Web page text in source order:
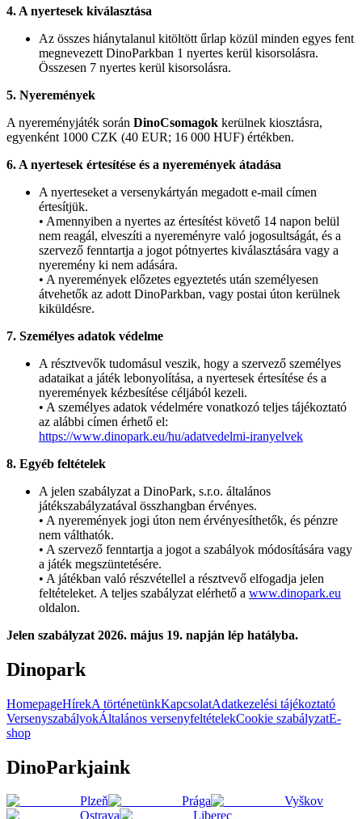
4. A nyertesek kiválasztása
Az összes hiánytalanul kitöltött űrlap közül minden egyes fent
megnevezett DinoParkban 1 nyertes kerül kisorsolásra.
Összesen 7 nyertes kerül kisorsolásra.
5. Nyeremények
A nyereményjáték során DinoCsomagok kerülnek kiosztásra,
egyenként 1000 CZK (40 EUR; 16 000 HUF) értékben.
6. A nyertesek értesítése és a nyeremények átadása
A nyerteseket a versenykártyán megadott e-mail címen
értesítjük.
• Amennyiben a nyertes az értesítést követő 14 napon belül
nem reagál, elveszíti a nyereményre való jogosultságát, és a
szervező fenntartja a jogot pótnyertes kiválasztására vagy a
nyeremény ki nem adására.
• A nyeremények előzetes egyeztetés után személyesen
átvehetők az adott DinoParkban, vagy postai úton kerülnek
kiküldésre.
7. Személyes adatok védelme
A résztvevők tudomásul veszik, hogy a szervező személyes
adataikat a játék lebonyolítása, a nyertesek értesítése és a
nyeremények kézbesítése céljából kezeli.
• A személyes adatok védelmére vonatkozó teljes tájékoztató
az alábbi címen érhető el:
https://www.dinopark.eu/hu/adatvedelmi-iranyelvek
8. Egyéb feltételek
A jelen szabályzat a DinoPark, s.r.o. általános
játékszabályzatával összhangban érvényes.
• A nyeremények jogi úton nem érvényesíthetők, és pénzre
nem válthatók.
• A szervező fenntartja a jogot a szabályok módosítására vagy
a játék megszüntetésére.
• A játékban való részvétellel a résztvevő elfogadja jelen
feltételeket. A teljes szabályzat elérhető a www.dinopark.eu
oldalon.
Jelen szabályzat 2026. május 19. napján lép hatályba.
Dinopark
HomepageHírekA történetünkKapcsolatAdatkezelési tájékoztató
VersenyszabályokÁltalános versenyfeltételekCookie szabályzatE-
shop
DinoParkjaink
Plzeň Prága
Vyškov
Ostrava
Liberec